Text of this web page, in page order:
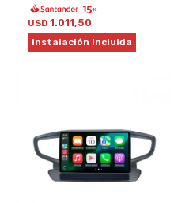
USD 1.011,50
Instalación Incluida